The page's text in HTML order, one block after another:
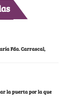
Fda. Carrascal,
la puerta por la que